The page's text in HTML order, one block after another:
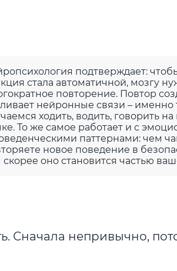
подтверждает:
стала автоматичной, мозгу
повторение. Повтор
нейронные связи – именно
ходить, водить, говорить
То же самое работает и с
паттернами: чем
новое поведение в
скорее оно становится частью
Сначала непривычно,